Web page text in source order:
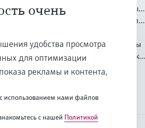
Системные компоненты и
Оптический метод анали
Программные продукты
Рекомендуемые продукт
очень
удобства просмотра
для оптимизации
рекламы и контента,
использованием нами файлов
с нашей Политикой